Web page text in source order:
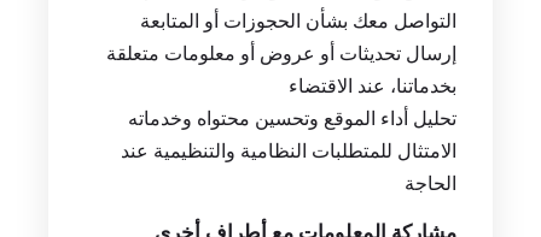
التواصل معك بشأن الحجوزات أو المتابعة
إرسال تحديثات أو عروض أو معلومات متعلقة
بخدماتنا، عند الاقتضاء
تحليل أداء الموقع وتحسين محتواه وخدماته
الامتثال للمتطلبات النظامية والتنظيمية عند
الحاجة